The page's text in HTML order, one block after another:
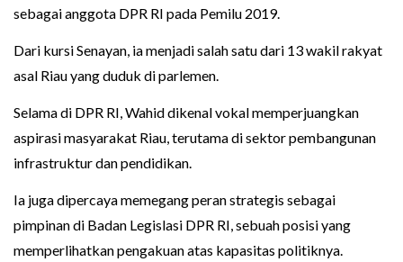
sebagai anggota DPR RI pada Pemilu 2019.
Dari kursi Senayan, ia menjadi salah satu dari 13 wakil rakyat
asal Riau yang duduk di parlemen.
Selama di DPR RI, Wahid dikenal vokal memperjuangkan
aspirasi masyarakat Riau, terutama di sektor pembangunan
infrastruktur dan pendidikan.
Ia juga dipercaya memegang peran strategis sebagai
pimpinan di Badan Legislasi DPR RI, sebuah posisi yang
memperlihatkan pengakuan atas kapasitas politiknya.